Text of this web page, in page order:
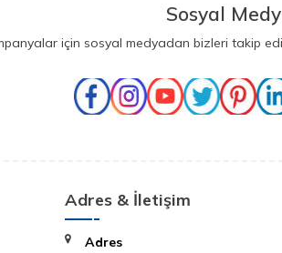
Sosyal
için sosyal medyadan bizleri takip
Adres & İletişim
Adres